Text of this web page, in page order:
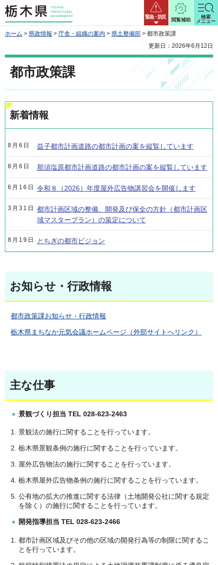
栃木県 緊急・防災
閲覧補助
検索
メニュー
ホーム > 県政情報 > 庁舎・組織の案内 > 県土整備部 > 都市政策課
更新日：2026年6月12日
都市政策課
新着情報
8月6日 益子都市計画道路の都市計画の案を縦覧しています
8月6日 那須塩原都市計画道路の都市計画の案を縦覧しています
6月16日 令和８（2026）年度屋外広告物講習会を開催します
3月31日
都市計画区域の整備、開発及び保全の方針（都市計画区
域マスタープラン）の策定について
8月19日 とちぎの都市ビジョン
お知らせ・行政情報
都市政策課お知らせ・行政情報
栃木県まちなか元気会議ホームページ（外部サイトへリンク）
主な仕事
景観づくり担当 TEL 028-623-2463
景観法の施行に関することを行っています。
栃木県景観条例の施行に関することを行っています。
屋外広告物法の施行に関することを行っています。
栃木県屋外広告物条例の施行に関することを行っています。
公有地の拡大の推進に関する法律（土地開発公社に関する規定
を除く）の施行に関することを行っています。
開発指導担当 TEL 028-623-2466
都市計画区域及びその他の区域の開発行為等の制限に関するこ
とを行っています。